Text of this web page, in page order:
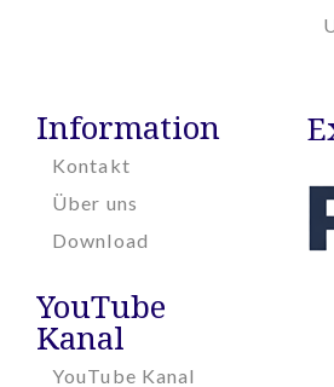
Information
Kontakt
Über uns
Download
YouTube
Kanal
YouTube Kanal